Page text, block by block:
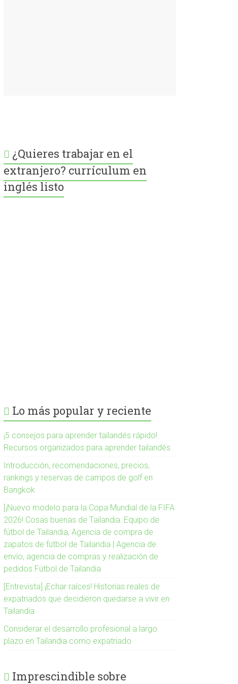
¿Quieres trabajar en el
extranjero? currículum en
inglés listo
Lo más popular y reciente
¡5 consejos para aprender tailandés rápido!
Recursos organizados para aprender tailandés
Introducción, recomendaciones, precios,
rankings y reservas de campos de golf en
Bangkok
[¡Nuevo modelo para la Copa Mundial de la FIFA
2026! Cosas buenas de Tailandia: Equipo de
fútbol de Tailandia, Agencia de compra de
zapatos de fútbol de Tailandia | Agencia de
envío, agencia de compras y realización de
pedidos Fútbol de Tailandia
[Entrevista] ¡Echar raíces! Historias reales de
expatriados que decidieron quedarse a vivir en
Tailandia
Considerar el desarrollo profesional a largo
plazo en Tailandia como expatriado
Imprescindible sobre